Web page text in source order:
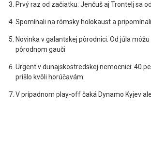
Prvý raz od začiatku: Jenčuš aj Trontelj sa
Spomínali na rómsky holokaust a
Novinka v galantskej pôrodnici: Od júla
pôrodnom gauči
Urgent v dunajskostredskej nemocnici: 40
prišlo kvôli horúčavám
V prípadnom play-off čaká Dynamo Kyjev